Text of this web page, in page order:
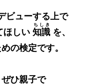
ビューする上で
ほしい 知識
ちしき
を、
の検定です。
ひ親子で